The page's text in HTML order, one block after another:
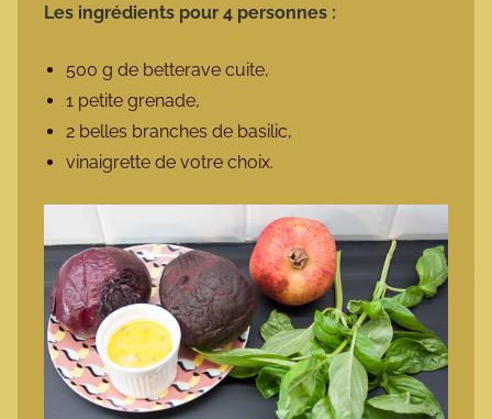
Les ingrédients pour 4 personnes :
500 g de betterave cuite,
1 petite grenade,
2 belles branches de basilic,
vinaigrette de votre choix.